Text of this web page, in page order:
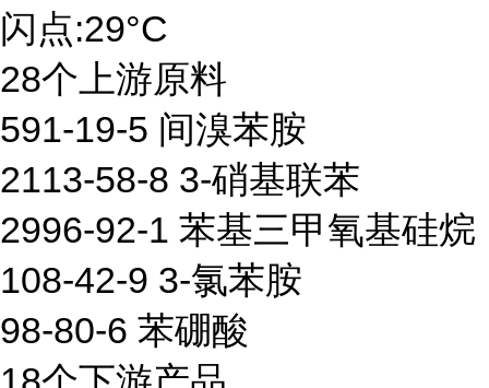
闪点:29°C
28个上游原料
591-19-5 间溴苯胺
2113-58-8 3-硝基联苯
2996-92-1 苯基三甲氧基硅烷
108-42-9 3-氯苯胺
98-80-6 苯硼酸